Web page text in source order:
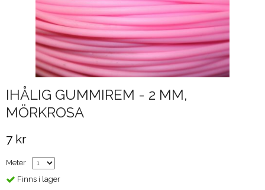
IHÅLIG GUMMIREM - 2 MM,
MÖRKROSA
7 kr
Meter
Finns i lager